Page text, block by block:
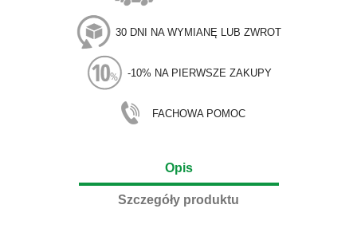
30 DNI NA WYMIANĘ LUB ZWROT
-10% NA PIERWSZE ZAKUPY
FACHOWA POMOC
Opis
Szczegóły produktu